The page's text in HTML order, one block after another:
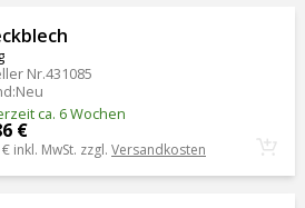
Nr.431085
:Neu
ca. 6 Wochen
€
inkl. MwSt. zzgl. Versandkosten